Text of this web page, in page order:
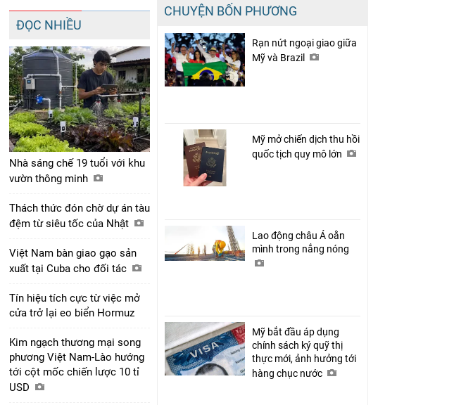
ĐỌC NHIỀU
Nhà sáng chế 19 tuổi với khu
vườn thông minh
Thách thức đón chờ dự án tàu
đệm từ siêu tốc của Nhật
Việt Nam bàn giao gạo sản
xuất tại Cuba cho đối tác
Tín hiệu tích cực từ việc mở
cửa trở lại eo biển Hormuz
Kim ngạch thương mại song
phương Việt Nam-Lào hướng
tới cột mốc chiến lược 10 tỉ
USD
CHUYỆN BỐN PHƯƠNG
Rạn nứt ngoại giao giữa
Mỹ và Brazil
Mỹ mở chiến dịch thu hồi
quốc tịch quy mô lớn
Lao động châu Á oằn
mình trong nắng nóng
Mỹ bắt đầu áp dụng
chính sách ký quỹ thị
thực mới, ảnh hưởng tới
hàng chục nước